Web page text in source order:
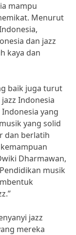
mampu
Menurut
dan jazz
kaya dan
baik juga turut
Indonesia
yang
yang solid
dan berlatih
Dharmawan,
musik
jazz
mereka